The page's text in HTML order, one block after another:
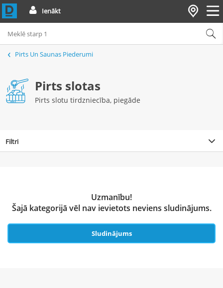
Ienākt
Pirts Un Saunas Piederumi
Pirts slotas
Pirts slotu tirdzniecība, piegāde
Filtri
Uzmanību!
Šajā kategorijā vēl nav ievietots neviens sludinājums.
Sludinājums